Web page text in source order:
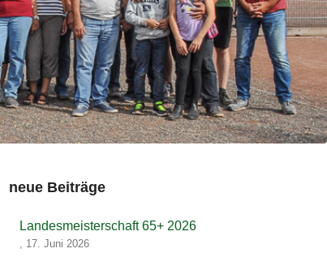
neue Beiträge
Landesmeisterschaft 65+ 2026
, 17. Juni 2026